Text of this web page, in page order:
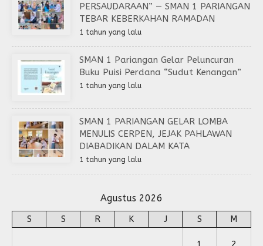
PERSAUDARAAN” — SMAN 1 PARIANGAN
TEBAR KEBERKAHAN RAMADAN
1 tahun yang lalu
SMAN 1 Pariangan Gelar Peluncuran
Buku Puisi Perdana “Sudut Kenangan”
1 tahun yang lalu
SMAN 1 PARIANGAN GELAR LOMBA
MENULIS CERPEN, JEJAK PAHLAWAN
DIABADIKAN DALAM KATA
1 tahun yang lalu
Agustus 2026
S S R K J S M